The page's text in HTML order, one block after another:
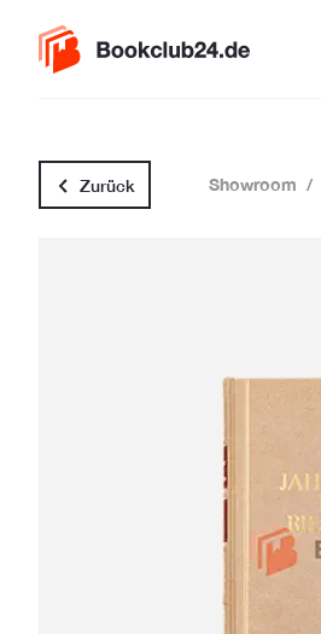
Zurück Showroom /